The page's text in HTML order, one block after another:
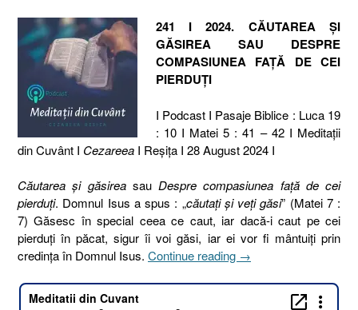
241 I 2024. CĂUTAREA ȘI
GĂSIREA SAU DESPRE
COMPASIUNEA FAȚĂ DE CEI
PIERDUȚI
I Podcast I Pasaje Biblice : Luca 19
: 10 I Matei 5 : 41 – 42 I Meditaţii
din Cuvânt I Cezareea I Reşiţa I 28 August 2024 I
Căutarea și găsireasau Despre compasiunea față de cei
pierduți. Domnul Isus a spus : „căutaţi şi veţi găsi” (Matei 7 :
7) Găsesc în special ceea ce caut, iar dacă-i caut pe cei
pierduți în păcat, sigur îi voi găsi, iar ei vor fi mântuiți prin
credința în Domnul Isus. Continue reading „241
2024.
→